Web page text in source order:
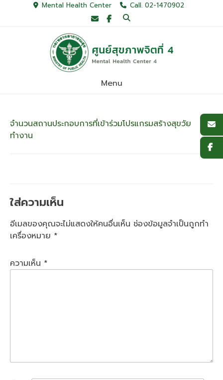
Mental Health Center Call. 02-1470902
Menu
จำนวนสถานประกอบการที่เข้าร่วมโปรแกรมสร้างสุขวัย
ทำงาน
ใส่ความเห็น
อีเมลของคุณจะไม่แสดงให้คนอื่นเห็น ช่องข้อมูลจำเป็นถูกทำ
เครื่องหมาย *
ความเห็น *